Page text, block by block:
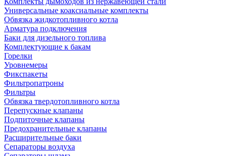
Универсальные коаксиальные комплекты
Обвязка жидкотопливного котла
Арматура подключения
Баки для дизельного топлива
Комплектующие к бакам
Горелки
Уровнемеры
Фикспакеты
Фильтропатроны
Фильтры
Обвязка твердотопливного котла
Перепускные клапаны
Подпиточные клапаны
Предохранительные клапаны
Расширительные баки
Сепараторы воздуха